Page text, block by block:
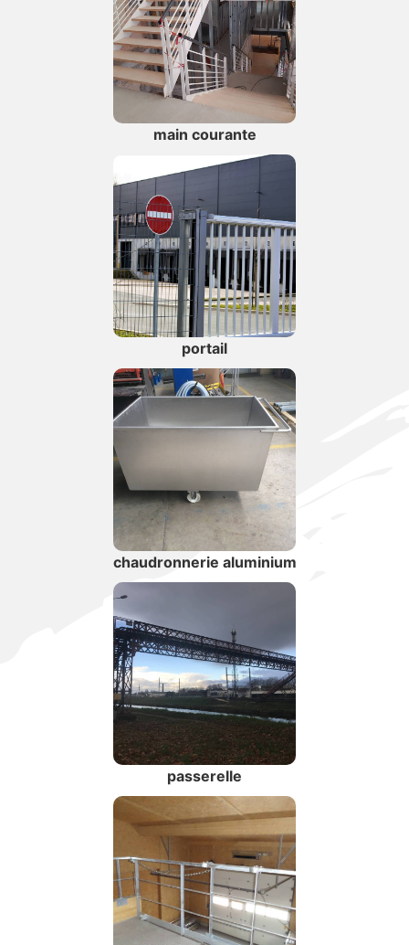
main courante
portail
chaudronnerie aluminium
passerelle